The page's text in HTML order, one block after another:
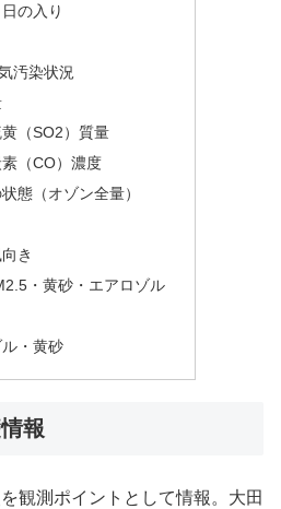
の入り
汚染状況
（SO2）質量
（CO）濃度
態（オゾン全量）
き
・黄砂・エアロゾル
・黄砂
報
観測ポイントとして情報。大田